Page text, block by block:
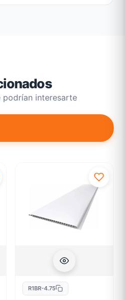
podrían interesarte
R1BR-4.75